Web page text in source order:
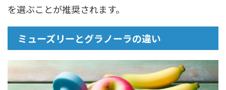
を選ぶことが推奨されます。
ミューズリーとグラノーラの違い